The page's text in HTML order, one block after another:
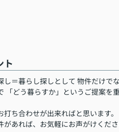
ト
＝暮らし探しとして 物件だけでな
「どう暮らすか」というご提案を
ち合わせが出来ればと思います。
あれば、お気軽にお声がけくださ